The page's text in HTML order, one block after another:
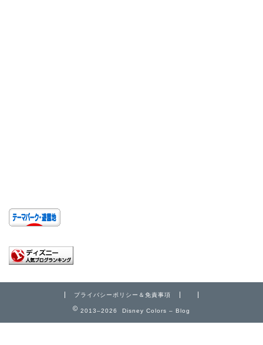
プライバシーポリシー＆免責事項
2013–2026 Disney Colors – Blog